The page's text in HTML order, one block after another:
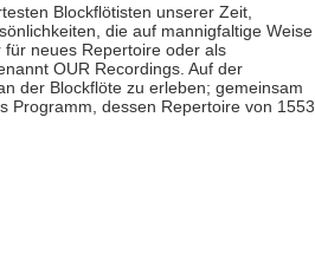
Blockflötisten unserer Zeit,
die auf mannigfaltige Weise
neues Repertoire oder als
OUR Recordings. Auf der
der Blockflöte zu erleben; gemeinsam
Programm, dessen Repertoire von 1553